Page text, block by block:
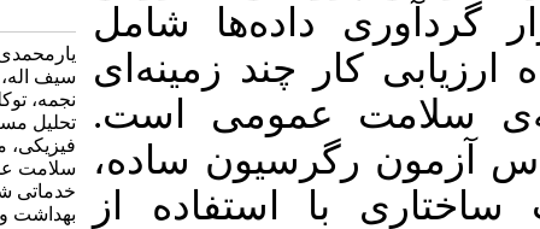
شامل
زمینه‌ای
عمومی است.
ساده،
استفاده از
یارمحمدی علی، قوامی وحید، غریب
سیف اله، اروجی آرزو، خدادادی
نجمه، توکلی ثانی سیده بلین. مدل
تحلیل مسیر رابطه بین مخاطرات
فیزیکی، محیطی و روانی- اجتماعی با
سلامت عمومی در شاغلین صنوف
خدماتی شهر بجنورد. آموزش
بهداشت و ارتقای سلامت. ۱۴۰۴; ۱۳